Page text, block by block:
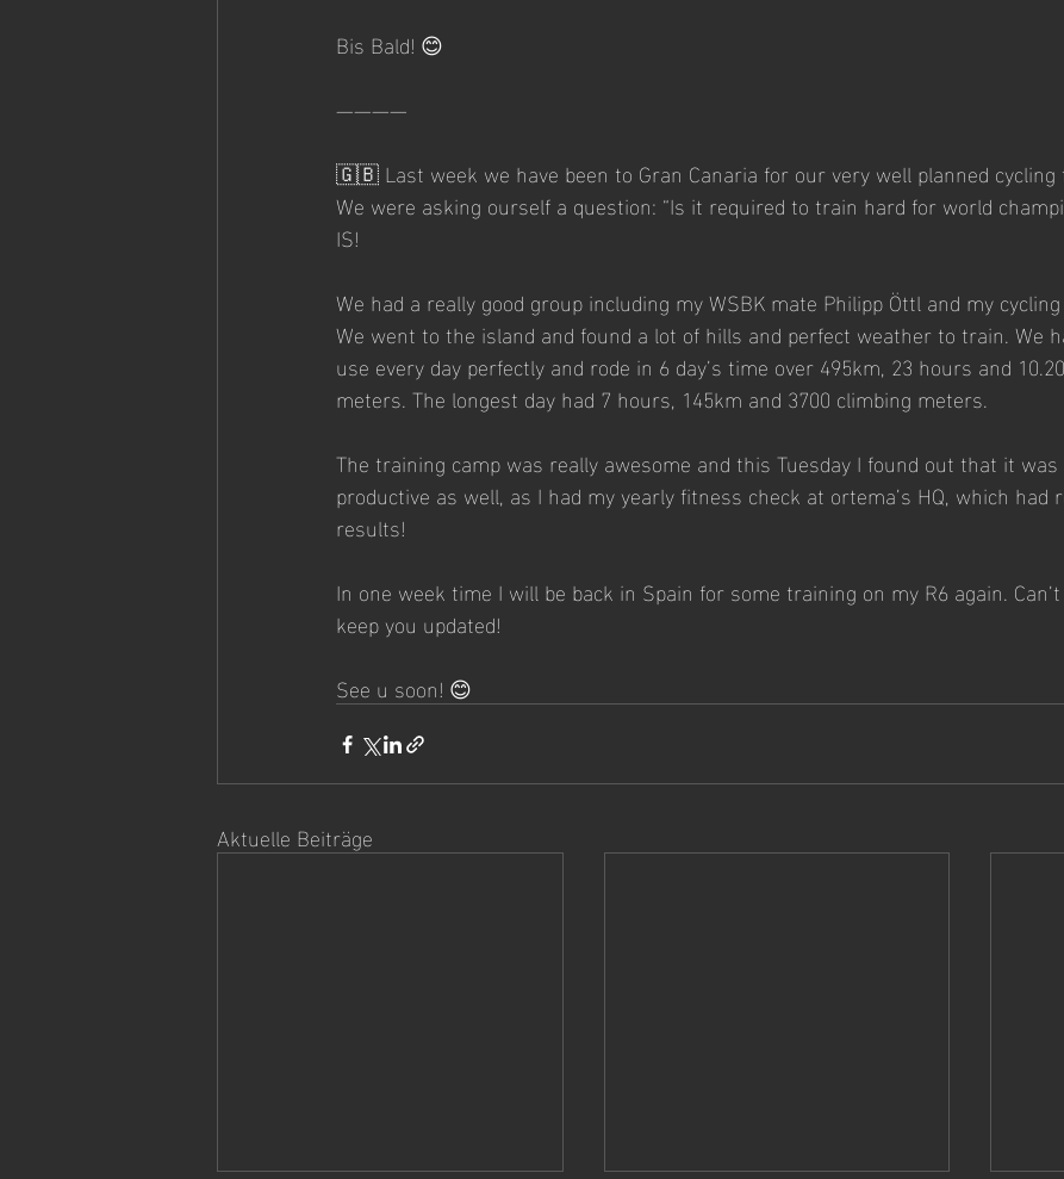
Bis Bald! 😊
————
🇬🇧 Last week we have been to Gran Canaria for our very well planned cycling
We were asking ourself a question: “Is it required to train hard for world
IS!
We had a really good group including my WSBK mate Philipp Öttl and my
We went to the island and found a lot of hills and perfect weather to train. We
use every day perfectly and rode in 6 day’s time over 495km, 23 hours and
meters. The longest day had 7 hours, 145km and 3700 climbing meters.
The training camp was really awesome and this Tuesday I found out that it
productive as well, as I had my yearly fitness check at ortema’s HQ, which had
results!
In one week time I will be back in Spain for some training on my R6 again.
keep you updated!
See u soon! 😊
Aktuelle Beiträge